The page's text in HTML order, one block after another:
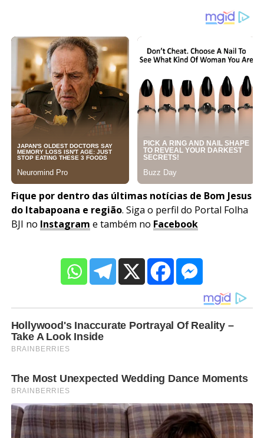
Fique por dentro das últimas notícias de Bom Jesus
do Itabapoana e região. Siga o perfil do Portal Folha
BJI no Instagram e também no Facebook